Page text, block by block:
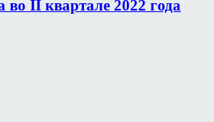
во II квартале 2022 года